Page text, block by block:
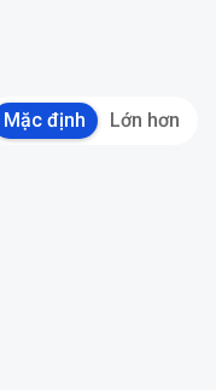
Mặc định Lớn hơn